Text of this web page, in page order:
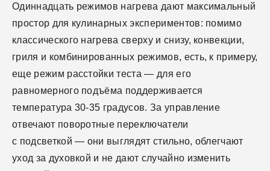
Одиннадцать режимов нагрева дают максимальный
простор для кулинарных экспериментов: помимо
классического нагрева сверху и снизу, конвекции,
гриля и комбинированных режимов, есть, к примеру,
еще режим расстойки теста — для его
равномерного подъёма поддерживается
температура 30-35 градусов. За управление
отвечают поворотные переключатели
с подсветкой — они выглядят стильно, облегчают
уход за духовкой и не дают случайно изменить